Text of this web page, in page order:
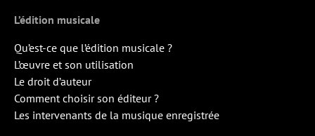
L’édition musicale
Qu’est-ce que l’édition musicale ?
L’œuvre et son utilisation
Le droit d’auteur
Comment choisir son éditeur ?
Les intervenants de la musique enregistrée